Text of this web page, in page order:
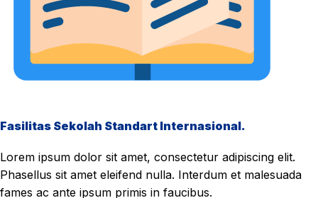
Fasilitas Sekolah Standart Internasional.
Lorem ipsum dolor sit amet, consectetur adipiscing elit.
Phasellus sit amet eleifend nulla. Interdum et malesuada
fames ac ante ipsum primis in faucibus.